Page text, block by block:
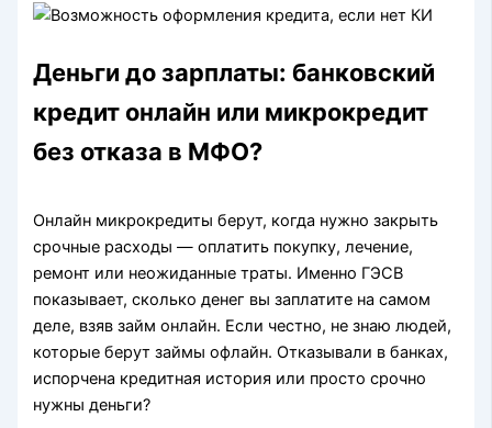
Деньги до зарплаты: банковский
кредит онлайн или микрокредит
без отказа в МФО?
Онлайн микрокредиты берут, когда нужно закрыть
срочные расходы — оплатить покупку, лечение,
ремонт или неожиданные траты. Именно ГЭСВ
показывает, сколько денег вы заплатите на самом
деле, взяв займ онлайн. Если честно, не знаю людей,
которые берут займы офлайн. Отказывали в банках,
испорчена кредитная история или просто срочно
нужны деньги?